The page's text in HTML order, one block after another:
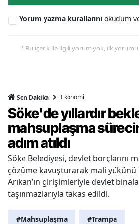
Yorum yazma kurallarını okudum
* Bu içerik ile ilgili yorum yok, ilk yorumu
Son Dakika Ekonomi
Söke'de yıllardır
mahsuplaşma
adım atıldı
Söke Belediyesi, devlet borçlarını
çözüme kavuşturarak mali yükünü
Arıkan’ın girişimleriyle devlet
taşınmazlarıyla takas edildi.
#Mahsuplaşma #Trampa